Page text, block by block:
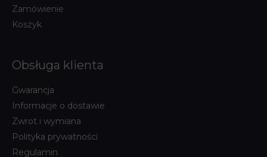
Zamówienie
Koszyk
Obsługa klienta
Gwarancja
Informacje o dostawie
Zwrot i wymiana
Polityka prywatności
Regulamin